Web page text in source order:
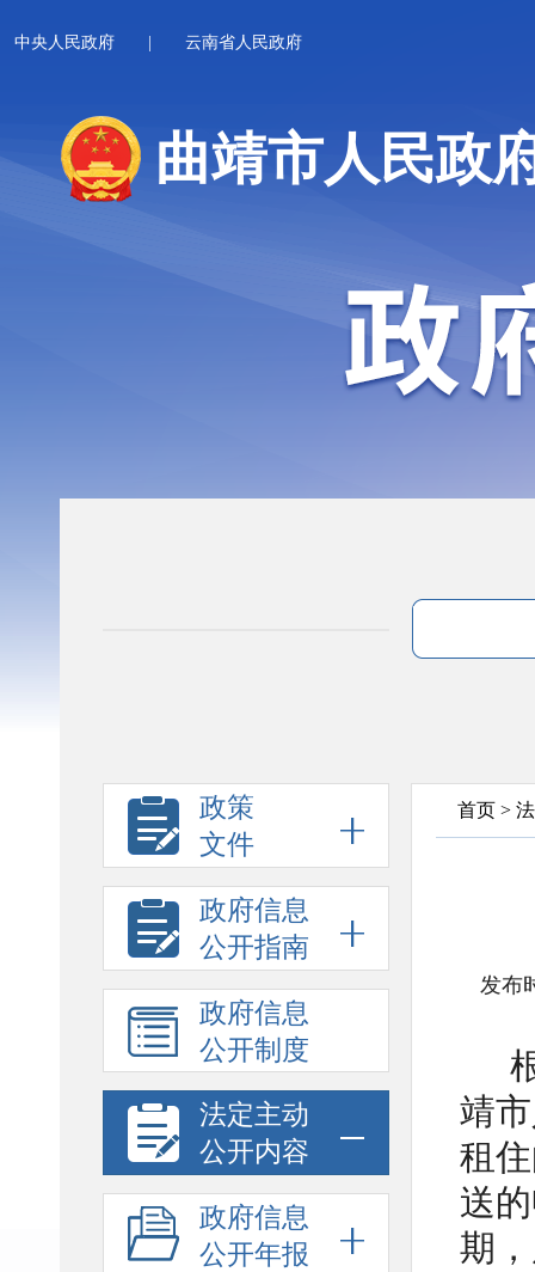
中央人民政府 云南省人民政府
曲靖市人民政
政策
文件
政府信息
公开指南
政府信息
公开制度
法定主动
公开内容
政府信息
公开年报
首页 >
发布
靖
租
送
期